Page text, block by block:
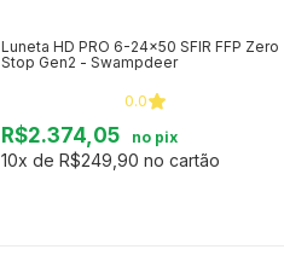
Luneta HD PRO 6-24x50 SFIR FFP Zero
Stop Gen2 - Swampdeer
0.0
R$2.374,05 no pix
10x de R$249,90 no cartão